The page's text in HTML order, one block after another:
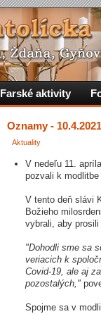
Oznamy - 10.4.2021
Aktuality
V nedeľu 11.
pozvali k
V tento deň slávi
Božieho
vybrali, aby
"Dohodli sme sa
veriacich k
Covid-19, ale aj
pozostalých,"
Spojme sa v
Farské aktivity